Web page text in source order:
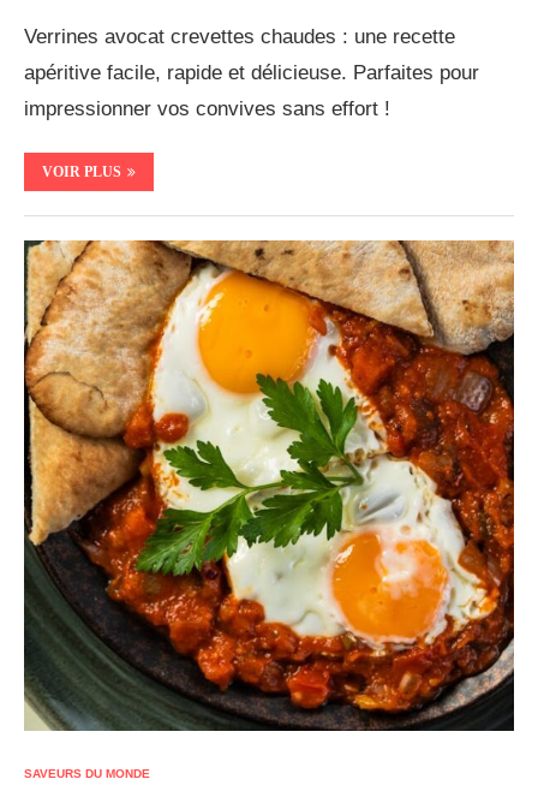
Verrines avocat crevettes chaudes : une recette
apéritive facile, rapide et délicieuse. Parfaites pour
impressionner vos convives sans effort !
VOIR PLUS
SAVEURS DU MONDE